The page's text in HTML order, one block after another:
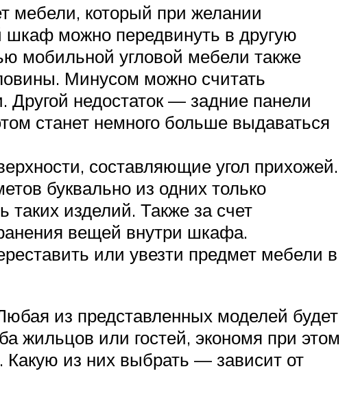
мебели, который при желании
можно передвинуть в другую
мобильной угловой мебели также
Минусом можно считать
недостаток — задние панели
станет немного больше выдаваться
составляющие угол прихожей.
буквально из одних только
изделий. Также за счет
вещей внутри шкафа.
или увезти предмет мебели в
из представленных моделей будет
жильцов или гостей, экономя при этом
из них выбрать — зависит от